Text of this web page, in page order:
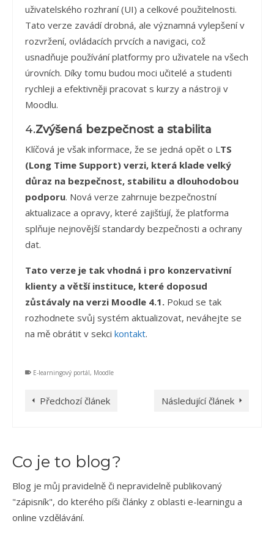
uživatelského rozhraní (UI) a celkové použitelnosti.
Tato verze zavádí drobná, ale významná vylepšení v
rozvržení, ovládacích prvcích a navigaci, což
usnadňuje používání platformy pro uživatele na všech
úrovních. Díky tomu budou moci učitelé a studenti
rychleji a efektivněji pracovat s kurzy a nástroji v
Moodlu.
4.Zvýšená bezpečnost a stabilita
Klíčová je však informace, že se jedná opět o LTS
(Long Time Support) verzi, která klade velký
důraz na bezpečnost, stabilitu a dlouhodobou
podporu. Nová verze zahrnuje bezpečnostní
aktualizace a opravy, které zajišťují, že platforma
splňuje nejnovější standardy bezpečnosti a ochrany
dat.
Tato verze je tak vhodná i pro konzervativní
klienty a větší instituce, které doposud
zůstávaly na verzi Moodle 4.1. Pokud se tak
rozhodnete svůj systém aktualizovat, neváhejte se
na mě obrátit v sekci kontakt.
E-learningový portál, Moodle
Předchozí článek Následující článek
Co je to blog?
Blog je můj pravidelně či nepravidelně publikovaný
"zápisník", do kterého píši články z oblasti e-learningu a
online vzdělávání.